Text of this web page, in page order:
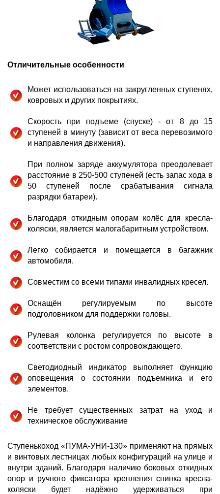
Отличительные особенности
Может использоваться на закругленных ступенях,
ковровых и других покрытиях.
Скорость при подъеме (спуске) - от 8 до 15
ступеней в минуту (зависит от веса перевозимого
и направления движения).
При полном заряде аккумулятора преодолевает
расстояние в 250-500 ступеней (есть запас хода в
50 ступеней после срабатывания сигнала
разрядки батареи).
Благодаря откидным опорам колёс для кресла-
коляски, является малогабаритным устройством.
Легко собирается и помещается в багажник
автомобиля.
Совместим со всеми типами инвалидных кресел.
Оснащён регулируемым по высоте
подголовником для поддержки головы.
Рулевая колонка регулируется по высоте в
соответствии с ростом сопровождающего.
Светодиодный индикатор выполняет функцию
оповещения о состоянии подъемника и его
элементов.
Не требует существенных затрат на уход и
техническое обслуживание
Ступенькоход «ПУМА-УНИ-130» применяют на прямых
и винтовых лестницах любых конфигураций на улице и
внутри зданий. Благодаря наличию боковых откидных
опор и ручного фиксатора крепления спинка кресла-
коляски будет надёжно удерживаться при